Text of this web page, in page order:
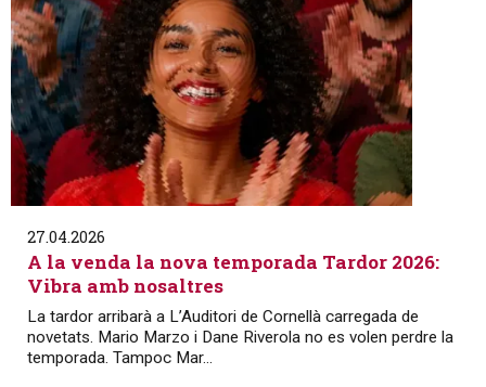
27.04.2026
A la venda la nova temporada Tardor 2026:
Vibra amb nosaltres
La tardor arribarà a L’Auditori de Cornellà carregada de
novetats. Mario Marzo i Dane Riverola no es volen perdre la
temporada. Tampoc Mar...